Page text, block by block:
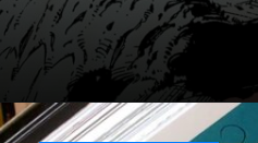
Opening